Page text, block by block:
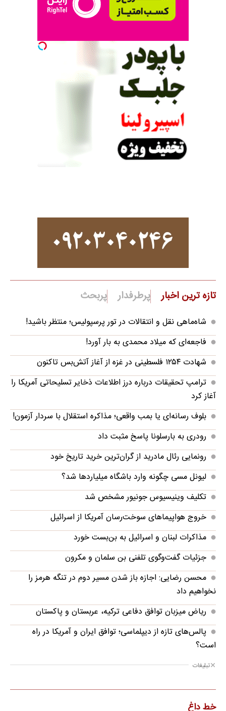
تازه ترین اخبار پرطرفدار پربحث
شاه‌ماهی نقل و انتقالات در تور پرسپولیس؛ منتظر باشید!
فاجعه‌ای که میلاد محمدی به بار آورد!
شهادت ۱۲۵۴ فلسطینی در غزه از آغاز آتش‌بس تاکنون
ترامپ تحقیقات درباره درز اطلاعات ذخایر تسلیحاتی آمریکا را
آغاز کرد
بلوف رسانه‌ای یا بمب واقعی؛ مذاکره استقلال با سردار آزمون!
رودری به بارسلونا پاسخ مثبت داد
رونمایی رئال مادرید از گران‌ترین خرید تاریخ خود
لیونل مسی چگونه وارد باشگاه میلیاردها شد؟
تکلیف وینیسیوس جونیور مشخص شد
خروج هواپیماهای سوخت‌رسان آمریکا از اسرائیل
مذاکرات لبنان و اسرائیل به بن‌بست خورد
جزئیات گفت‌وگوی تلفنی بن سلمان و مکرون
محسن رضایی: اجازه باز شدن مسیر دوم در تنگه هرمز را
نخواهیم داد
ریاض میزبان توافق دفاعی ترکیه، عربستان و پاکستان
پالس‌های تازه از دیپلماسی؛ توافق ایران و آمریکا در راه
است؟
تبلیغات
خط داغ